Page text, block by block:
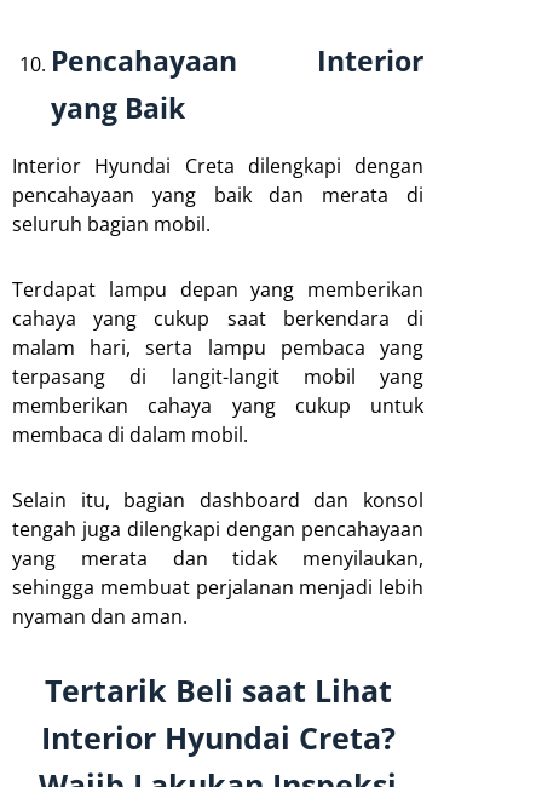
Pencahayaan Interior
yang Baik
Interior Hyundai Creta dilengkapi dengan
pencahayaan yang baik dan merata di
seluruh bagian mobil.
Terdapat lampu depan yang memberikan
cahaya yang cukup saat berkendara di
malam hari, serta lampu pembaca yang
terpasang di langit-langit mobil yang
memberikan cahaya yang cukup untuk
membaca di dalam mobil.
Selain itu, bagian dashboard dan konsol
tengah juga dilengkapi dengan pencahayaan
yang merata dan tidak menyilaukan,
sehingga membuat perjalanan menjadi lebih
nyaman dan aman.
Tertarik Beli saat Lihat
Interior Hyundai Creta?